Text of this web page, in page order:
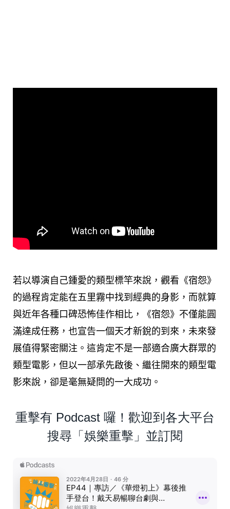
若以導演自己鍾愛的類型標竿來說，觀看《宿怨》
的過程肯定能在五里霧中找到經典的身影，而就算
與近年各種口碑恐怖佳作相比，《宿怨》不僅能圓
滿達成任務，也宣告一個天才新銳的到來，未來發
展值得緊密關注。這肯定不是一部適合廣大群眾的
類型電影，但以一部承先啟後、繼往開來的類型電
影來說，卻是毫無疑問的一大成功。
重擊有 Podcast 囉！歡迎到各大平台
搜尋「娛樂重擊」並訂閱